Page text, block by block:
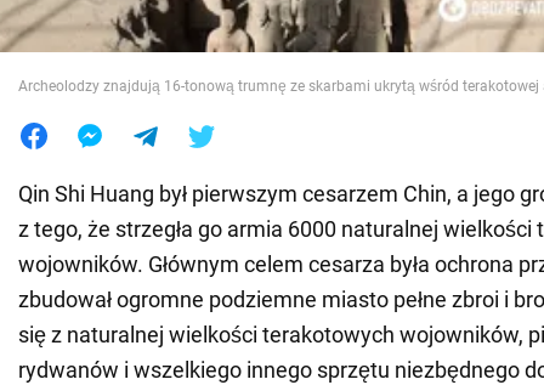
Jedzenie
Archeolodzy znajdują 16-tonową trumnę ze skarbami ukrytą wśród terakotowej
Qin Shi Huang był pierwszym cesarzem Chin, a jego
z tego, że strzegła go armia 6000 naturalnej wielkości
wojowników. Głównym celem cesarza była ochrona
zbudował ogromne podziemne miasto pełne zbroi i
się z naturalnej wielkości terakotowych wojowników,
rydwanów i wszelkiego innego sprzętu niezbędnego